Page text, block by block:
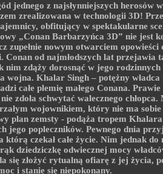
jednego z najsłynniejszych herosów
zrealizowana w technologii 3D!
obfitujący w spektakularne
„Conan Barbarzyńca 3D” nie jest
zupełnie nowym otwarciem opowieści
Conan od najmłodszych lat przejawia
nim zdąży dorosnąć w jego rodzinnych
wojna. Khalar Singh – potężny władca
całe plemię małego Conana. Prawie
zdoła schwytać walecznego
wojownikiem, który nie ma
plan zemsty - podąża tropem
jego popleczników. Pewnego dnia
którą czekał całe życie. Nim jednak do
dziedziczkę odwiecznej mocy
się złożyć rytualną ofiarę z jej życia,
i stanie się niepokonany.